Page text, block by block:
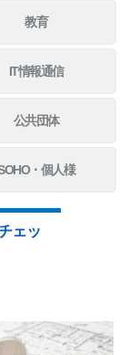
教育
IT情報通信
公共団体
・個人様
ェッ